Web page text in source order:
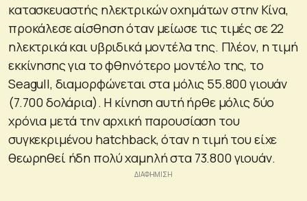
κατασκευαστής ηλεκτρικών οχημάτων στην Κίνα,
προκάλεσε αίσθηση όταν μείωσε τις τιμές σε 22
ηλεκτρικά και υβριδικά μοντέλα της. Πλέον, η τιμή
εκκίνησης για το φθηνότερο μοντέλο της, το
Seagull, διαμορφώνεται στα μόλις 55.800 γιουάν
(7.700 δολάρια). Η κίνηση αυτή ήρθε μόλις δύο
χρόνια μετά την αρχική παρουσίαση του
συγκεκριμένου hatchback, όταν η τιμή του είχε
θεωρηθεί ήδη πολύ χαμηλή στα 73.800 γιουάν.